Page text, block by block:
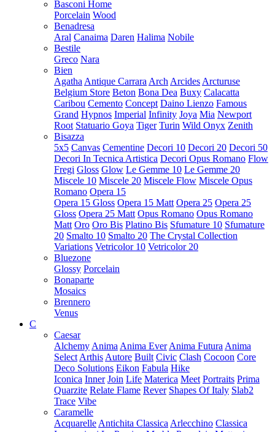
Basconi Home
Porcelain Wood
Benadresa
Aral Canaima Daren Halima Nobile
Bestile
Greco Nara
Bien
Agatha Antique Carrara Arch Arcides Arcturuse
Belgium Store Beton Bona Dea Buxy Calacatta
Caribou Cemento Concept Daino Lienzo Famous
Grand Hypnos Imperial Infinity Joya Mia Newport
Root Statuario Goya Tiger Turin Wild Onyx Zenith
Bisazza
5x5 Canvas Cementine Decori 10 Decori 20 Decori 50
Decori In Tecnica Artistica Decori Opus Romano Flow
Fregi Gloss Glow Le Gemme 10 Le Gemme 20
Miscele 10 Miscele 20 Miscele Flow Miscele Opus
Romano Opera 15
Opera 15 Gloss Opera 15 Matt Opera 25 Opera 25
Gloss Opera 25 Matt Opus Romano Opus Romano
Matt Oro Oro Bis Platino Bis Sfumature 10 Sfumature
20 Smalto 10 Smalto 20 The Crystal Collection
Variations Vetricolor 10 Vetricolor 20
Bluezone
Glossy Porcelain
Bonaparte
Mosaics
Brennero
Venus
C
Caesar
Alchemy Anima Anima Ever Anima Futura Anima
Select Arthis Autore Built Civic Clash Cocoon Core
Deco Solutions Eikon Fabula Hike
Iconica Inner Join Life Materica Meet Portraits Prima
Quarzite Relate Flame Rever Shapes Of Italy Slab2
Trace Vibe
Caramelle
Acquarelle Antichita Classica Arlecchino Classica